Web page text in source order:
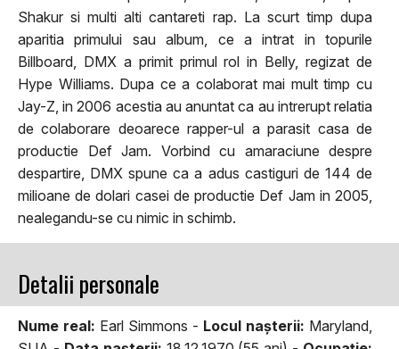
Shakur si multi alti cantareti rap. La scurt timp dupa
aparitia primului sau album, ce a intrat in topurile
Billboard, DMX a primit primul rol in Belly, regizat de
Hype Williams. Dupa ce a colaborat mai mult timp cu
Jay-Z, in 2006 acestia au anuntat ca au intrerupt relatia
de colaborare deoarece rapper-ul a parasit casa de
productie Def Jam. Vorbind cu amaraciune despre
despartire, DMX spune ca a adus castiguri de 144 de
milioane de dolari casei de productie Def Jam in 2005,
nealegandu-se cu nimic in schimb.
Detalii personale
Nume real: Earl Simmons - Locul naşterii: Maryland,